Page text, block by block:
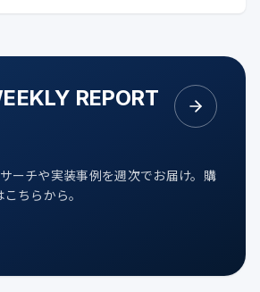
REPORT
ーチや実装事例を週次でお届け。購
ちらから。